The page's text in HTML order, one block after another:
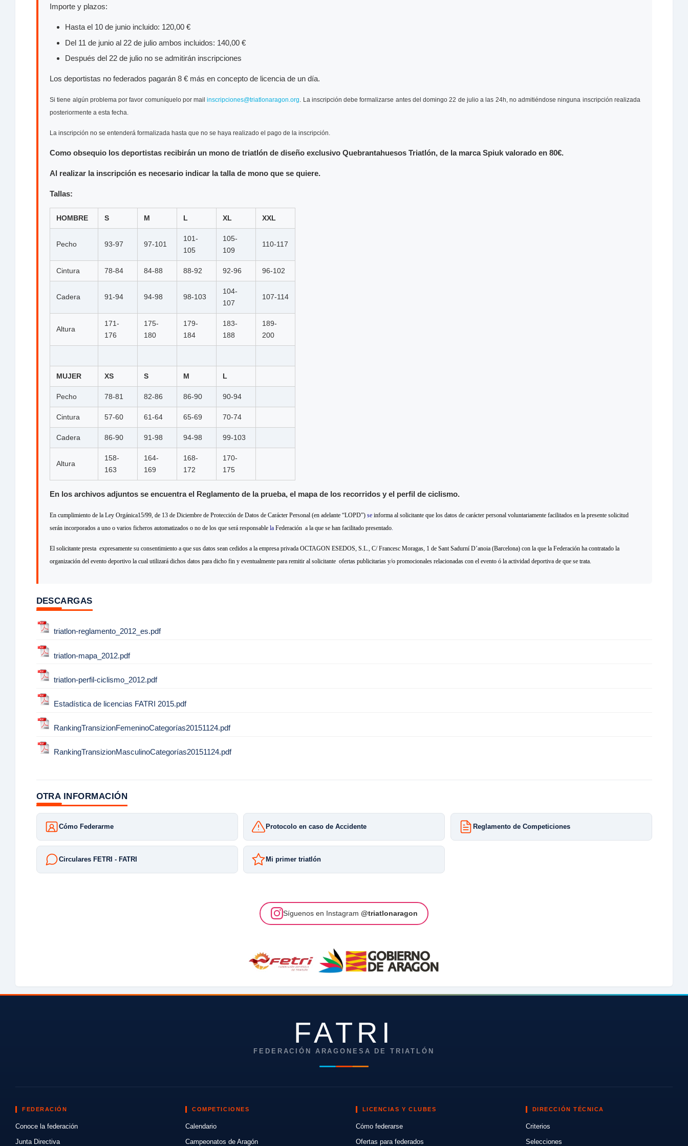
Importe y plazos:
Hasta el 10 de junio incluido: 120,00 €
Del 11 de junio al 22 de julio ambos incluidos: 140,00 €
Después del 22 de julio no se admitirán inscripciones
Los deportistas no federados pagarán 8 € más en concepto de licencia de un día.
Si tiene algún problema por favor comuníquelo por mailinscripciones@triatlonaragon.org . La inscripción debe formalizarse antes del domingo 22 de julio a las 24h, no admitiéndose ninguna inscripción realizada
posteriormente a esta fecha.
La inscripción no se entenderá formalizada hasta que no se haya realizado el pago de la inscripción.
Como obsequio los deportistas recibirán un mono de triatlón de diseño exclusivo Quebrantahuesos Triatlón, de la marca Spiuk valorado en 80€.
Al realizar la inscripción es necesario indicar la talla de mono que se quiere.
Tallas:
HOMBRE S M L XL XXL
Pecho 93-97 97-101
101-
105
105-
109
110-117
Cintura 78-84 84-88 88-92 92-96 96-102
Cadera 91-94 94-98 98-103
104-
107
107-114
Altura
171-
176
175-
180
179-
184
183-
188
189-
200
MUJER XS S M L
Pecho 78-81 82-86 86-90 90-94
Cintura 57-60 61-64 65-69 70-74
Cadera 86-90 91-98 94-98 99-103
Altura
158-
163
164-
169
168-
172
170-
175
En los archivos adjuntos se encuentra el Reglamento de la prueba, el mapa de los recorridos y el perfil de ciclismo.
En cumplimiento de la Ley Orgánica15/99, de 13 de Diciembre de Protección de Datos de Carácter Personal (en adelante “LOPD”) se informa al solicitante que los datos de carácter personal voluntariamente facilitados en la presente solicitud
serán incorporados a uno o varios ficheros automatizados o no de los que será responsable la Federación a la que se han facilitado presentado
El solicitante presta expresamente su consentimiento a que sus datos sean cedidos a la empresa privada OCTAGON ESEDOS, S.L., C/ Francesc Moragas, 1 de Sant Sadurní D’anoia (Barcelona) con la que la Federación ha contratado la
organización del evento deportivo la cual utilizará dichos datos para dicho fin y eventualmente para remitir al solicitante ofertas publicitarias y/o promocionales relacionadas con el evento ó la actividad deportiva de que se trata.
DESCARGAS
triatlon-reglamento_2012_es.pdf
triatlon-mapa_2012.pdf
triatlon-perfil-ciclismo_2012.pdf
Estadística de licencias FATRI 2015.pdf
RankingTransizionFemeninoCategorías20151124.pdf
RankingTransizionMasculinoCategorías20151124.pdf
OTRA INFORMACIÓN
Cómo Federarme Protocolo en caso de Accidente Reglamento de Competiciones
Circulares FETRI - FATRI Mi primer triatlón
Síguenos en Instagram @triatlonaragon
FATRI
FEDERACIÓN ARAGONESA DE TRIATLÓN
FEDERACIÓN
Conoce la federación
Junta Directiva
COMPETICIONES
Calendario
Campeonatos de Aragón
LICENCIAS Y CLUBES
Cómo federarse
Ofertas para federados
DIRECCIÓN TÉCNICA
Criterios
Selecciones